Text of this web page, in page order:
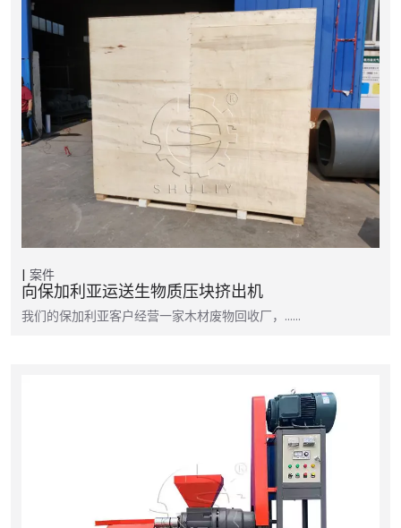
案件
向保加利亚运送生物质压块挤出机
我们的保加利亚客户经营一家木材废物回收厂，……